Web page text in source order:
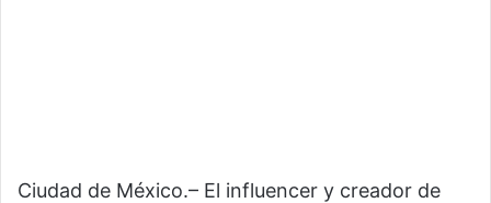
Ciudad de México.– El influencer y creador de